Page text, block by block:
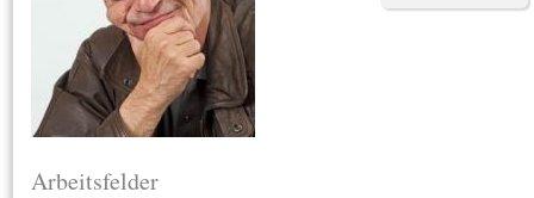
Arbeitsfelder